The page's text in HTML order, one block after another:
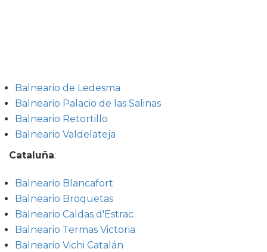
Balneario de Ledesma
Balneario Palacio de las Salinas
Balneario Retortillo
Balneario Valdelateja
Cataluña:
Balneario Blancafort
Balneario Broquetas
Balneario Caldas d'Estrac
Balneario Termas Victoria
Balneario Vichi Catalán